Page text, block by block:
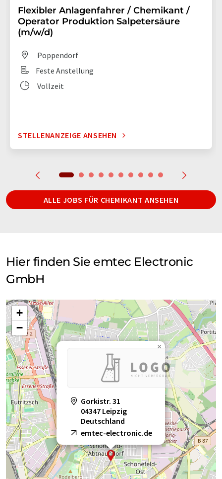
Flexibler Anlagenfahrer / Chemikant /
Operator Produktion Salpetersäure
(m/w/d)
Poppendorf
Feste Anstellung
Vollzeit
STELLENANZEIGE ANSEHEN
ALLE JOBS FÜR CHEMIKANT ANSEHEN
Hier finden Sie emtec Electronic
GmbH
Gorkistr. 31
04347 Leipzig
Deutschland
emtec-electronic.de
×
+
−